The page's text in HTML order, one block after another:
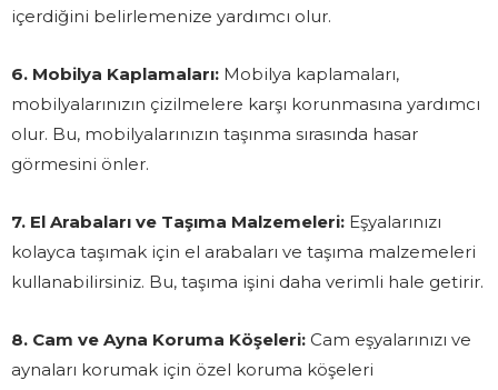
içerdiğini belirlemenize yardımcı olur.
6. Mobilya Kaplamaları: Mobilya kaplamaları,
mobilyalarınızın çizilmelere karşı korunmasına yardımcı
olur. Bu, mobilyalarınızın taşınma sırasında hasar
görmesini önler.
7. El Arabaları ve Taşıma Malzemeleri: Eşyalarınızı
kolayca taşımak için el arabaları ve taşıma malzemeleri
kullanabilirsiniz. Bu, taşıma işini daha verimli hale getirir.
8. Cam ve Ayna Koruma Köşeleri: Cam eşyalarınızı ve
aynaları korumak için özel koruma köşeleri